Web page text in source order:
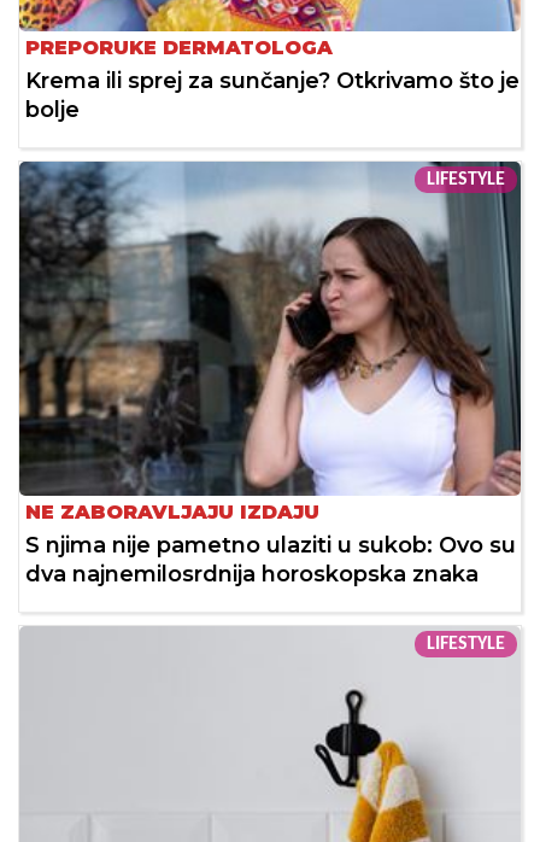
PREPORUKE DERMATOLOGA
Krema ili sprej za sunčanje? Otkrivamo što je
bolje
LIFESTYLE
NE ZABORAVLJAJU IZDAJU
S njima nije pametno ulaziti u sukob: Ovo su
dva najnemilosrdnija horoskopska znaka
LIFESTYLE